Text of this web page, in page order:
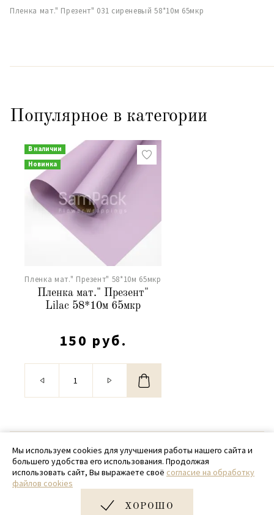
Пленка мат." Презент" 031 сиреневый 58*10м 65мкр
Популярное в категории
В наличии
Новинка
Пленка мат." Презент" 58*10м 65мкр
Пленка мат." Презент"
Lilac 58*10м 65мкр
150 руб.
© 2020 - 2026 SamPack
+ 7 (918) 699-97-87
zakaz@sampack.store
Мы используем cookies для улучшения работы нашего сайта и
большего удобства его использования. Продолжая
использовать сайт, Вы выражаете своё согласие на обработку
файлов cookies
ХОРОШО